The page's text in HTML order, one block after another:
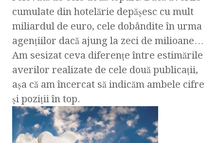
cumulate din hotelărie depăşesc cu mult
miliardul de euro, cele dobândite în urma
agenţiilor dacă ajung la zeci de milioane…
Am sesizat ceva diferenţe între estimările
averilor realizate de cele două publicaţii,
aşa că am încercat să indicăm ambele cifre
şi poziţii în top.